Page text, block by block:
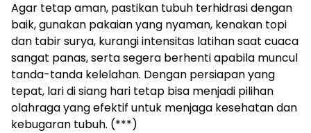
Agar tetap aman, pastikan tubuh terhidrasi dengan
baik, gunakan pakaian yang nyaman, kenakan topi
dan tabir surya, kurangi intensitas latihan saat cuaca
sangat panas, serta segera berhenti apabila muncul
tanda-tanda kelelahan. Dengan persiapan yang
tepat, lari di siang hari tetap bisa menjadi pilihan
olahraga yang efektif untuk menjaga kesehatan dan
kebugaran tubuh. (***)